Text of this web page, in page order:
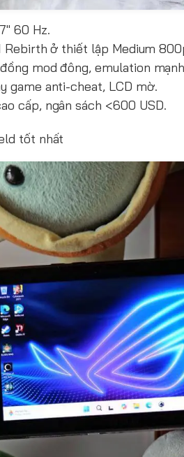
60 Hz.
Rebirth ở thiết lập Medium
mod đông, emulation
game anti-cheat, LCD mờ.
cấp, ngân sách <600 USD.
tốt nhất